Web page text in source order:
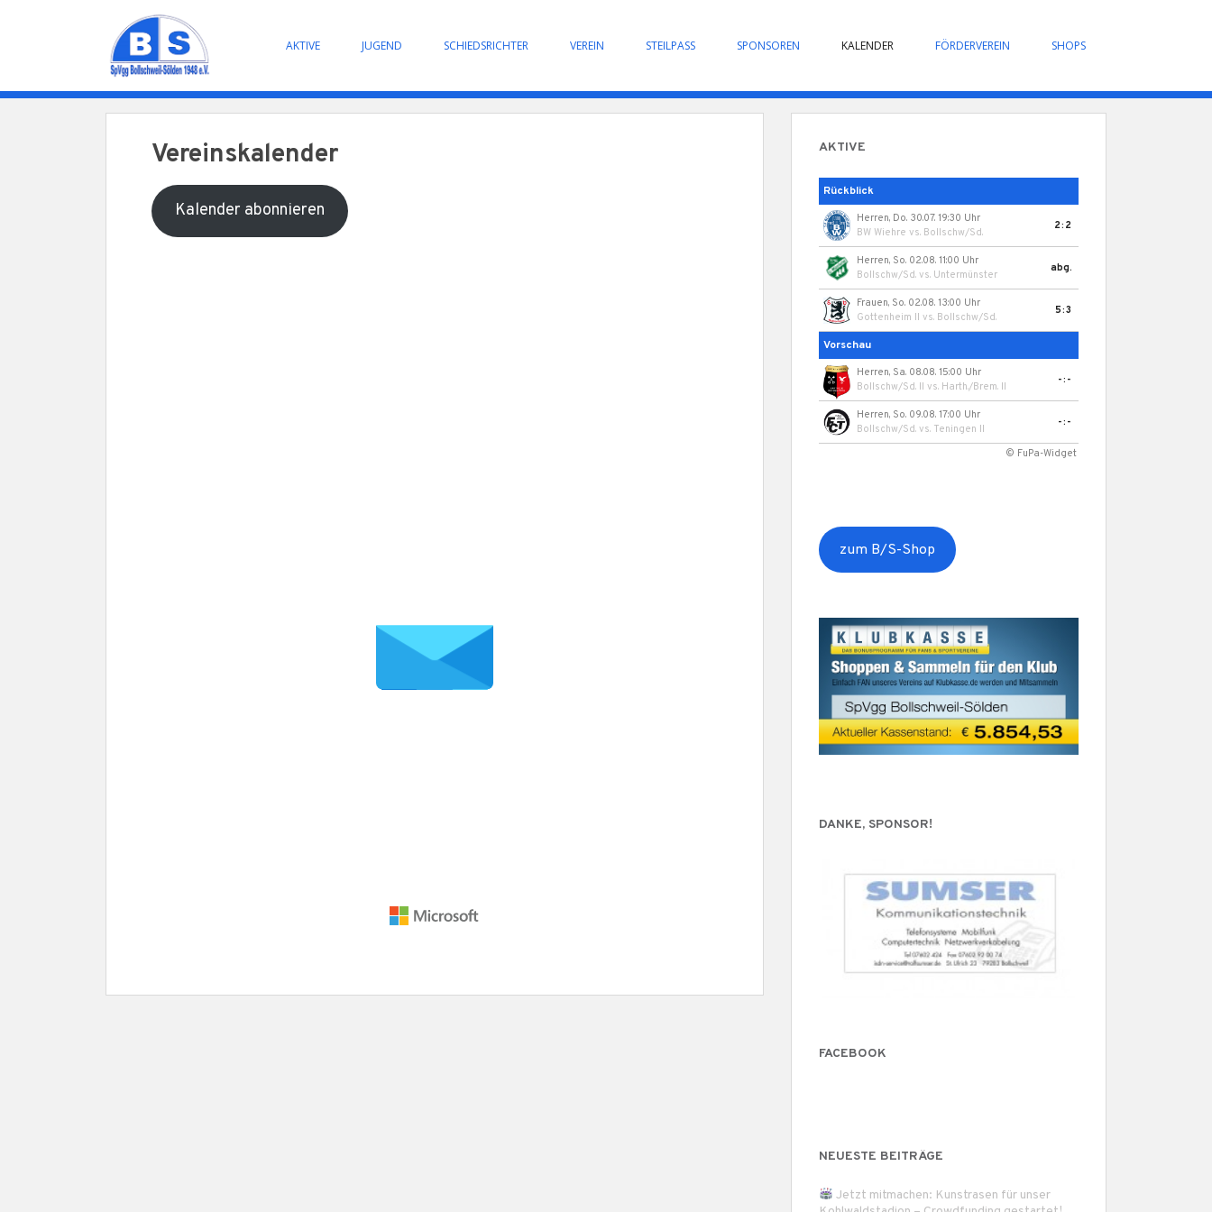
AKTIVE JUGEND SCHIEDSRICHTER VEREIN STEILPASS SPONSOREN KALENDER FÖRDERVEREIN SHOPS
Vereinskalender
Kalender abonnieren
AKTIVE
Rückblick
Herren, Do. 30.07. 19:30 Uhr
BW Wiehre vs. Bollschw/Sd.
2:2
Herren, So. 02.08. 11:00 Uhr
Bollschw/Sd. vs. Untermünster
abg.
Frauen, So. 02.08. 13:00 Uhr
Gottenheim II vs. Bollschw/Sd.
5:3
Vorschau
Herren, Sa. 08.08. 15:00 Uhr
Bollschw/Sd. II vs. Harth./Brem. II
-:-
Herren, So. 09.08. 17:00 Uhr
Bollschw/Sd. vs. Teningen II
-:-
© FuPa-Widget
zum B/S-Shop
DANKE, SPONSOR!
FACEBOOK
NEUESTE BEITRÄGE
Jetzt mitmachen: Kunstrasen für unser